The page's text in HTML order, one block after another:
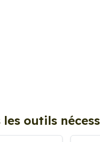
les outils